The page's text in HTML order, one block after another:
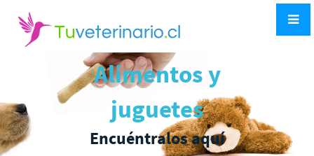
Alimentos y
juguetes
Encuéntralos aquí